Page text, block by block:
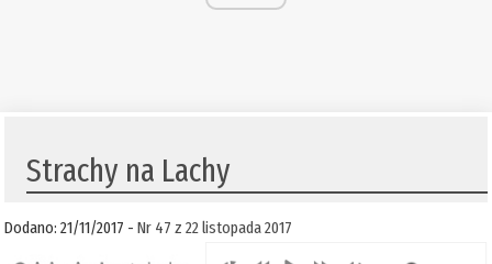
Strachy na Lachy
Dodano: 21/11/2017 -Nr 47 z 22 listopada 2017